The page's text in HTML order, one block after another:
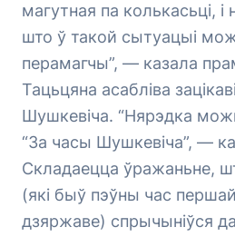
магутная па колькасьці,
што ў такой сытуацыі
перамагчы”, — казала
Тацьцяна асабліва
Шушкевіча. “Нярэдка
“За часы Шушкевіча”, —
Складаецца ўражаньне,
(які быў пэўны час
дзяржаве) спрычыніўся